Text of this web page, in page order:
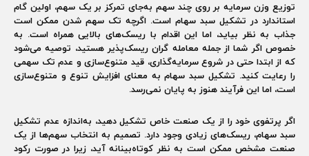
توزیع وزن سرمایه بر روی چند سهم به‌جای تمرکز بر یک سهم، اولین گام
استاندارد در تشکیل سبد سهام است. اگرچه تک سهم شدن ممکن است
جذاب به نظر بیاید، اما این اقدام با ریسک‌های بالایی همراه است. به
خصوص اگر شما از جمله معامله گران ریسک‌پذیر هستید، توصیه می‌شود
که از ابتدا حتی در شروع سرمایه‌گذاری، قید متنوع‌سازی و عدم تک سهمی
را رعایت کنید. تشکیل سبد سهام به معنای افزایش تنوع و متنوع‌سازی
است، اما این فرآیند هنوز به پایان نمی‌رسد.
اگر پرتفوی خود را از یک صنعت خاص تشکیل دهید، به‌اندازه‌ عدم تشکیل
سبد سهام، ریسک‌های زیادی وجود دارد. تصمیم به انتخاب سهم‌ها از یک
صنعت مشخص ممکن است به نظر کوتاه‌بینانه آید، زیرا در صورت رکود